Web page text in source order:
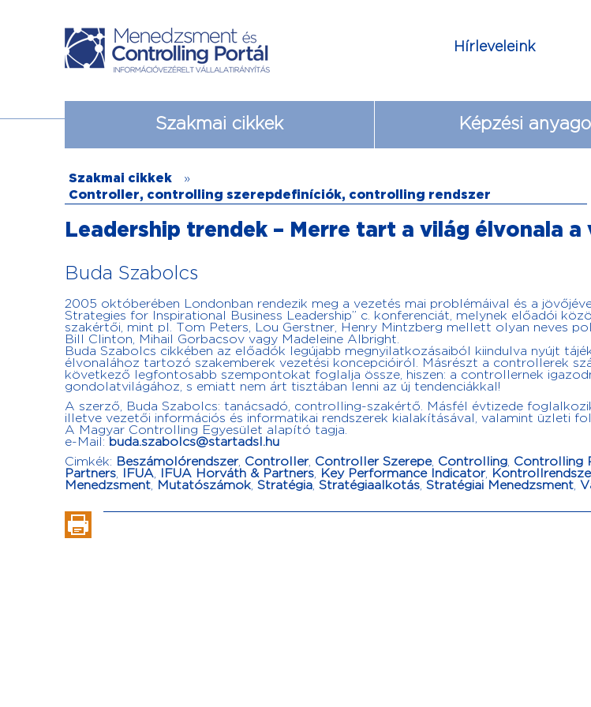
Hírleveleink
Szakmai cikkek Képzési
Szakmai cikkek
»
Controller, controlling szerepdefiníciók, controlling rendszer
Leadership trendek – Merre tart a világ élvonala a
Buda Szabolcs
2005 októberében Londonban rendezik meg a vezetés mai problémáival és a
Strategies for Inspirational Business Leadership” c. konferenciát, melynek előadói
szakértői, mint pl. Tom Peters, Lou Gerstner, Henry Mintzberg mellett olyan neves
Bill Clinton, Mihail Gorbacsov vagy Madeleine Albright.
Buda Szabolcs cikkében az előadók legújabb megnyilatkozásaiból kiindulva nyújt
élvonalához tartozó szakemberek vezetési koncepcióiról. Másrészt a controllerek
következő legfontosabb szempontokat foglalja össze, hiszen: a controllernek
gondolatvilágához, s emiatt nem árt tisztában lenni az új tendenciákkal!
A szerző, Buda Szabolcs: tanácsadó, controlling-szakértő. Másfél évtizede
illetve vezetői információs és informatikai rendszerek kialakításával, valamint üzleti
A Magyar Controlling Egyesület alapító tagja.
e-Mail: buda.szabolcs@startadsl.hu
Cimkék: Beszámolórendszer, Controller, Controller Szerepe, Controlling, Controlling
Partners, IFUA, IFUA Horváth & Partners, Key Performance Indicator,
Menedzsment, Mutatószámok, Stratégia, Stratégiaalkotás, Stratégiai Menedzsment,